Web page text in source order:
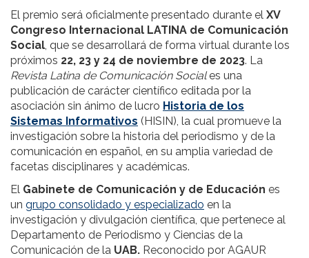
El premio será oficialmente presentado durante el XV
Congreso Internacional LATINA de Comunicación
Social, que se desarrollará de forma virtual durante los
próximos 22, 23 y 24 de noviembre de 2023. La
Revista Latina de Comunicación Sociales una
publicación de carácter científico editada por la
asociación sin ánimo de lucro Historia de los
Sistemas Informativos (HISIN), la cual promueve la
investigación sobre la historia del periodismo y de la
comunicación en español, en su amplia variedad de
facetas disciplinares y académicas.
El Gabinete de Comunicación y de Educación es
un grupo consolidado y especializado en la
investigación y divulgación científica, que pertenece al
Departamento de Periodismo y Ciencias de la
Comunicación de la UAB. Reconocido por AGAUR